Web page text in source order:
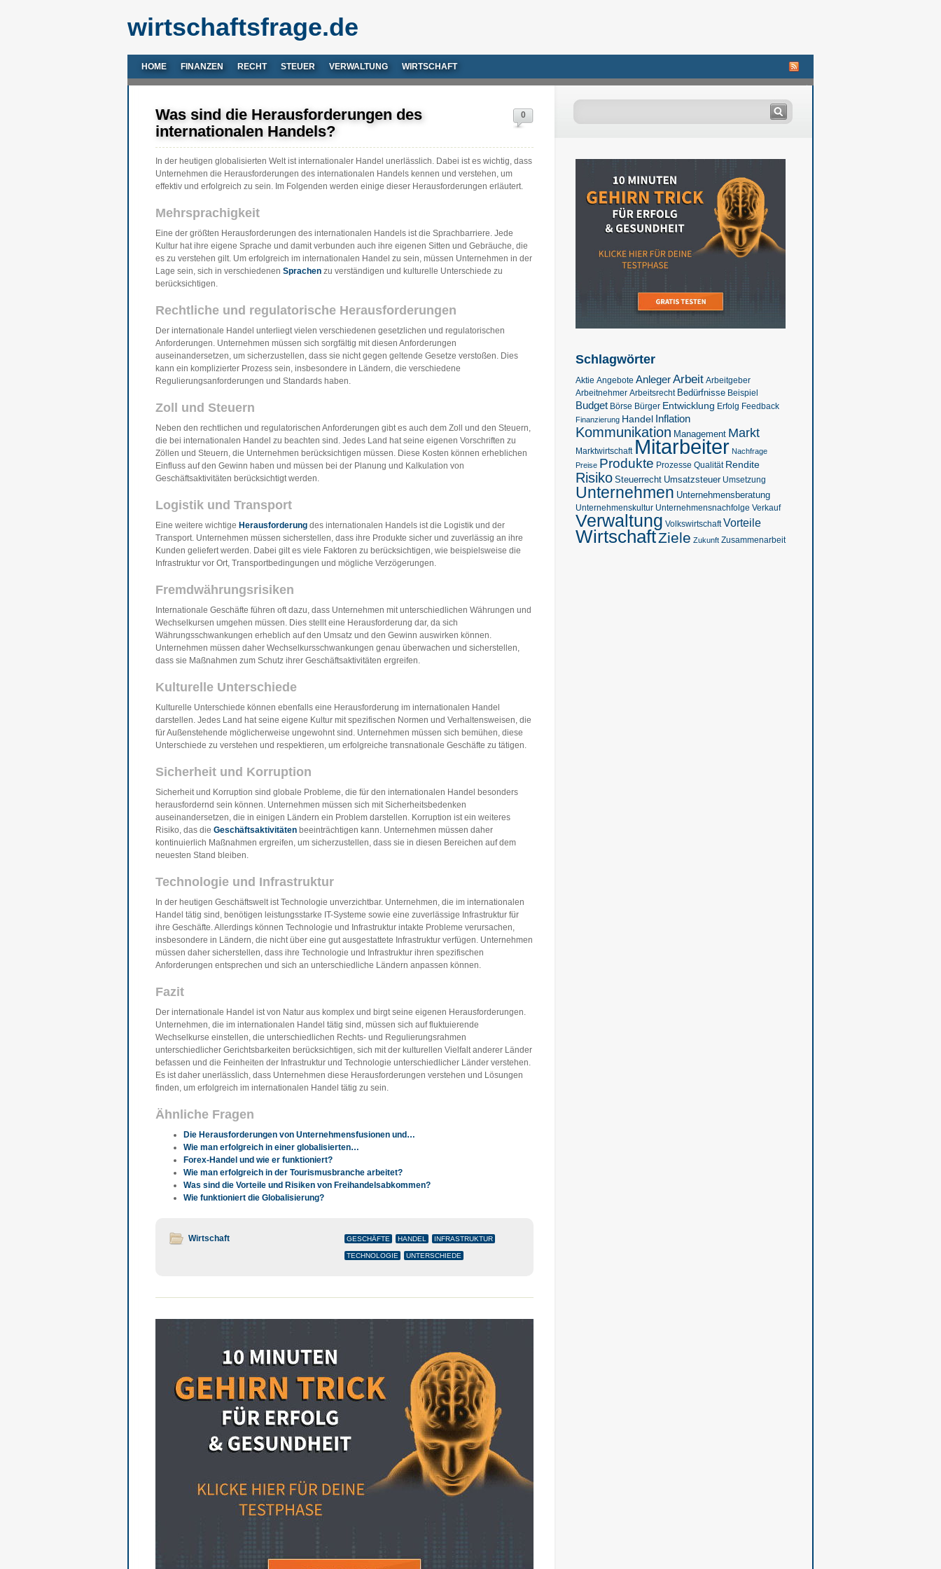
wirtschaftsfrage.de
HOME FINANZEN RECHT STEUER VERWALTUNG WIRTSCHAFT
0
Was sind die Herausforderungen des
internationalen Handels?
In der heutigen globalisierten Welt ist internationaler Handel unerlässlich. Dabei ist es wichtig, dass
Unternehmen die Herausforderungen des internationalen Handels kennen und verstehen, um
effektiv und erfolgreich zu sein. Im Folgenden werden einige dieser Herausforderungen erläutert.
Mehrsprachigkeit
Eine der größten Herausforderungen des internationalen Handels ist die Sprachbarriere. Jede
Kultur hat ihre eigene Sprache und damit verbunden auch ihre eigenen Sitten und Gebräuche, die
es zu verstehen gilt. Um erfolgreich im internationalen Handel zu sein, müssen Unternehmen in der
Lage sein, sich in verschiedenen Sprachen zu verständigen und kulturelle Unterschiede zu
berücksichtigen.
Rechtliche und regulatorische Herausforderungen
Der internationale Handel unterliegt vielen verschiedenen gesetzlichen und regulatorischen
Anforderungen. Unternehmen müssen sich sorgfältig mit diesen Anforderungen
auseinandersetzen, um sicherzustellen, dass sie nicht gegen geltende Gesetze verstoßen. Dies
kann ein komplizierter Prozess sein, insbesondere in Ländern, die verschiedene
Regulierungsanforderungen und Standards haben.
Zoll und Steuern
Neben den rechtlichen und regulatorischen Anforderungen gibt es auch dem Zoll und den Steuern,
die bei internationalen Handel zu beachten sind. Jedes Land hat seine eigenen Vorschriften zu
Zöllen und Steuern, die Unternehmen berücksichtigen müssen. Diese Kosten können erheblichen
Einfluss auf den Gewinn haben und müssen bei der Planung und Kalkulation von
Geschäftsaktivitäten berücksichtigt werden.
Logistik und Transport
Eine weitere wichtige Herausforderung des internationalen Handels ist die Logistik und der
Transport. Unternehmen müssen sicherstellen, dass ihre Produkte sicher und zuverlässig an ihre
Kunden geliefert werden. Dabei gilt es viele Faktoren zu berücksichtigen, wie beispielsweise die
Infrastruktur vor Ort, Transportbedingungen und mögliche Verzögerungen.
Fremdwährungsrisiken
Internationale Geschäfte führen oft dazu, dass Unternehmen mit unterschiedlichen Währungen und
Wechselkursen umgehen müssen. Dies stellt eine Herausforderung dar, da sich
Währungsschwankungen erheblich auf den Umsatz und den Gewinn auswirken können.
Unternehmen müssen daher Wechselkursschwankungen genau überwachen und sicherstellen,
dass sie Maßnahmen zum Schutz ihrer Geschäftsaktivitäten ergreifen.
Kulturelle Unterschiede
Kulturelle Unterschiede können ebenfalls eine Herausforderung im internationalen Handel
darstellen. Jedes Land hat seine eigene Kultur mit spezifischen Normen und Verhaltensweisen, die
für Außenstehende möglicherweise ungewohnt sind. Unternehmen müssen sich bemühen, diese
Unterschiede zu verstehen und respektieren, um erfolgreiche transnationale Geschäfte zu tätigen.
Sicherheit und Korruption
Sicherheit und Korruption sind globale Probleme, die für den internationalen Handel besonders
herausfordernd sein können. Unternehmen müssen sich mit Sicherheitsbedenken
auseinandersetzen, die in einigen Ländern ein Problem darstellen. Korruption ist ein weiteres
Risiko, das die Geschäftsaktivitäten beeinträchtigen kann. Unternehmen müssen daher
kontinuierlich Maßnahmen ergreifen, um sicherzustellen, dass sie in diesen Bereichen auf dem
neuesten Stand bleiben.
Technologie und Infrastruktur
In der heutigen Geschäftswelt ist Technologie unverzichtbar. Unternehmen, die im internationalen
Handel tätig sind, benötigen leistungsstarke IT-Systeme sowie eine zuverlässige Infrastruktur für
ihre Geschäfte. Allerdings können Technologie und Infrastruktur intakte Probleme verursachen,
insbesondere in Ländern, die nicht über eine gut ausgestattete Infrastruktur verfügen. Unternehmen
müssen daher sicherstellen, dass ihre Technologie und Infrastruktur ihren spezifischen
Anforderungen entsprechen und sich an unterschiedliche Ländern anpassen können.
Fazit
Der internationale Handel ist von Natur aus komplex und birgt seine eigenen Herausforderungen.
Unternehmen, die im internationalen Handel tätig sind, müssen sich auf fluktuierende
Wechselkurse einstellen, die unterschiedlichen Rechts- und Regulierungsrahmen
unterschiedlicher Gerichtsbarkeiten berücksichtigen, sich mit der kulturellen Vielfalt anderer Länder
befassen und die Feinheiten der Infrastruktur und Technologie unterschiedlicher Länder verstehen.
Es ist daher unerlässlich, dass Unternehmen diese Herausforderungen verstehen und Lösungen
finden, um erfolgreich im internationalen Handel tätig zu sein.
Ähnliche Fragen
Die Herausforderungen von Unternehmensfusionen und…
Wie man erfolgreich in einer globalisierten…
Forex-Handel und wie er funktioniert?
Wie man erfolgreich in der Tourismusbranche arbeitet?
Was sind die Vorteile und Risiken von Freihandelsabkommen?
Wie funktioniert die Globalisierung?
Wirtschaft GESCHÄFTE HANDEL INFRASTRUKTUR
TECHNOLOGIE UNTERSCHIEDE
Schlagwörter
Aktie Angebote AnlegerArbeit Arbeitgeber
Arbeitnehmer Arbeitsrecht Bedürfnisse Beispiel
Budget Börse Bürger Entwicklung Erfolg Feedback
Finanzierung Handel Inflation
Kommunikation Management Markt
Marktwirtschaft Mitarbeiter Nachfrage
Preise Produkte Prozesse Qualität Rendite
Risiko Steuerrecht Umsatzsteuer Umsetzung
Unternehmen Unternehmensberatung
Unternehmenskultur Unternehmensnachfolge Verkauf
Verwaltung Volkswirtschaft Vorteile
WirtschaftZiele Zukunft Zusammenarbeit